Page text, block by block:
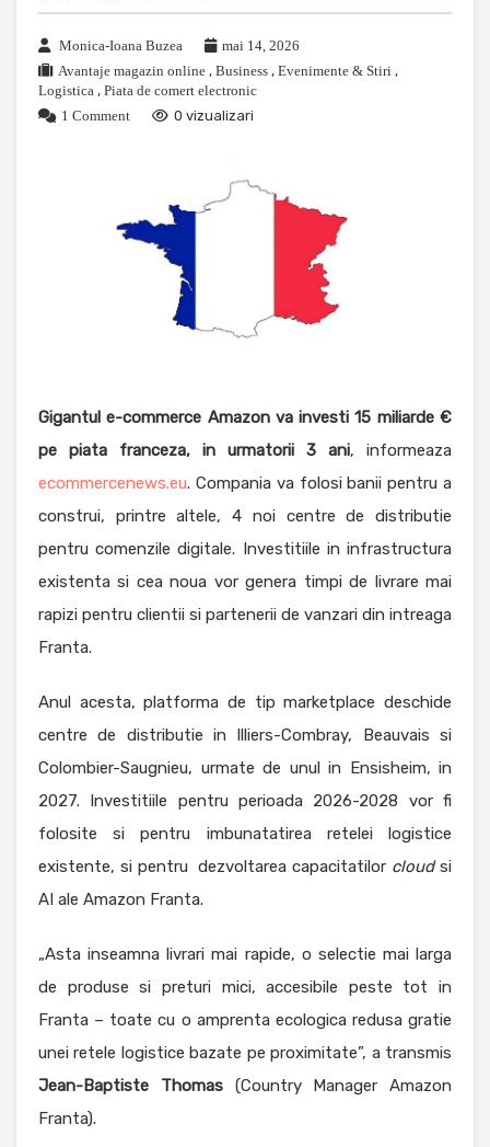
Monica-Ioana Buzea
mai 14, 2026
Avantaje magazin online , Business , Evenimente & Stiri ,
Logistica , Piata de comert electronic
1 Comment
0 vizualizari
Gigantul e-commerce Amazon va investi 15 miliarde €
pe piata franceza, in urmatorii 3 ani, informeaza
ecommercenews.eu. Compania va folosi banii pentru a
construi, printre altele, 4 noi centre de distributie
pentru comenzile digitale. Investitiile in infrastructura
existenta si cea noua vor genera timpi de livrare mai
rapizi pentru clientii si partenerii de vanzari din intreaga
Franta.
Anul acesta, platforma de tip marketplace deschide
centre de distributie in Illiers-Combray, Beauvais si
Colombier-Saugnieu, urmate de unul in Ensisheim, in
2027. Investitiile pentru perioada 2026-2028 vor fi
folosite si pentru imbunatatirea retelei logistice
existente, si pentru dezvoltarea capacitatilor cloudsi
AI ale Amazon Franta.
„Asta inseamna livrari mai rapide, o selectie mai larga
de produse si preturi mici, accesibile peste tot in
Franta – toate cu o amprenta ecologica redusa gratie
unei retele logistice bazate pe proximitate”, a transmis
Jean-Baptiste Thomas(Country Manager Amazon
Franta).